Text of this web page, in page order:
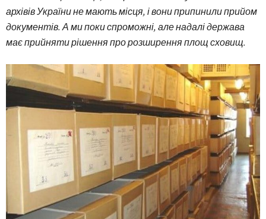
архівів України не мають місця, і вони припинили прийом
документів. А ми поки спроможні, але надалі держава
має прийняти рішення про розширення площ сховищ.